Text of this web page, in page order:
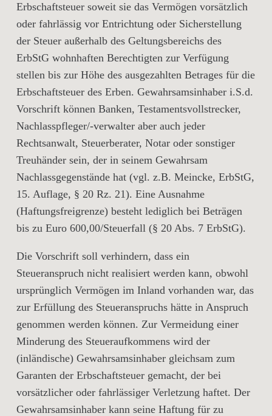
Erbschaftsteuer soweit sie das Vermögen vorsätzlich
oder fahrlässig vor Entrichtung oder Sicherstellung
der Steuer außerhalb des Geltungsbereichs des
ErbStG wohnhaften Berechtigten zur Verfügung
stellen bis zur Höhe des ausgezahlten Betrages für die
Erbschaftsteuer des Erben. Gewahrsamsinhaber i.S.d.
Vorschrift können Banken, Testamentsvollstrecker,
Nachlasspfleger/-verwalter aber auch jeder
Rechtsanwalt, Steuerberater, Notar oder sonstiger
Treuhänder sein, der in seinem Gewahrsam
Nachlassgegenstände hat (vgl. z.B. Meincke, ErbStG,
15. Auflage, § 20 Rz. 21). Eine Ausnahme
(Haftungsfreigrenze) besteht lediglich bei Beträgen
bis zu Euro 600,00/Steuerfall (§ 20 Abs. 7 ErbStG).
Die Vorschrift soll verhindern, dass ein
Steueranspruch nicht realisiert werden kann, obwohl
ursprünglich Vermögen im Inland vorhanden war, das
zur Erfüllung des Steueranspruchs hätte in Anspruch
genommen werden können. Zur Vermeidung einer
Minderung des Steueraufkommens wird der
(inländische) Gewahrsamsinhaber gleichsam zum
Garanten der Erbschaftsteuer gemacht, der bei
vorsätzlicher oder fahrlässiger Verletzung haftet. Der
Gewahrsamsinhaber kann seine Haftung für zu